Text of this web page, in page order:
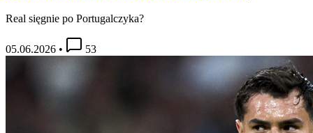
Real sięgnie po Portugalczyka?
05.06.2026 • 53